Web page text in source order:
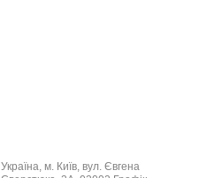
Україна, м. Київ, вул. Євгена